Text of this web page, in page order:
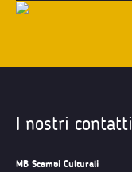
I nostri contatti
MB Scambi Culturali